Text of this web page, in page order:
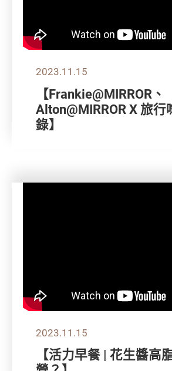
2023.11.15
【Frankie@MIRROR、
Alton@MIRROR X 旅行
錄】
2023.11.15
【活力早餐 | 花生醬高